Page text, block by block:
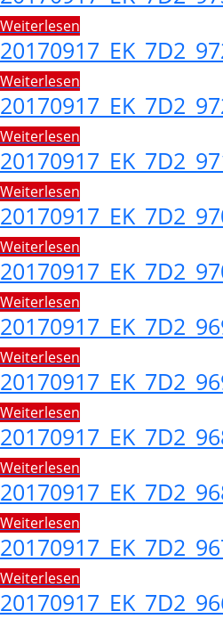
Weiterlesen
Weiterlesen
Weiterlesen
Weiterlesen
Weiterlesen
Weiterlesen
Weiterlesen
Weiterlesen
Weiterlesen
Weiterlesen
Weiterlesen